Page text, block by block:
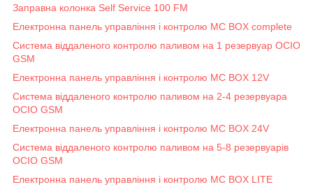
Заправна колонка Self Service 100 FM
Електронна панель управління і контролю MC BOX complete
Система віддаленого контролю паливом на 1 резервуар OCIO
GSM
Електронна панель управління і контролю MC BOX 12V
Система віддаленого контролю паливом на 2-4 резервуара
OCIO GSM
Електронна панель управління і контролю MC BOX 24V
Система віддаленого контролю паливом на 5-8 резервуарів
OCIO GSM
Електронна панель управління і контролю MC BOX LITE